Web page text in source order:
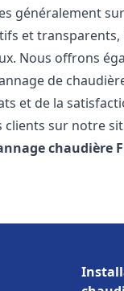
généralement
et
Nous offrons
de
et de la
clients sur notre
chaudière